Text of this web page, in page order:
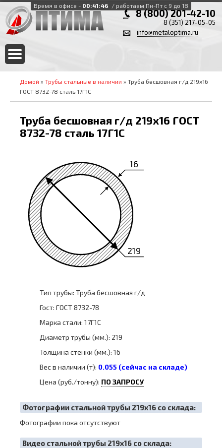
Время в офисе - 00:41:47 / работаем Пн-Пт с 9 до 18
8 (800) 201-42-10
8 (351) 217-05-05
info@metaloptima.ru
Домой » Трубы стальные в наличии » Труба бесшовная г/д 219х16
ГОСТ 8732-78 сталь 17Г1С
Труба бесшовная г/д 219х16 ГОСТ
8732-78 сталь 17Г1С
219
16
Тип трубы: Труба бесшовная г/д
Гост: ГОСТ 8732-78
Марка стали: 17Г1С
Диаметр трубы (мм.): 219
Толщина стенки (мм.): 16
Вес в наличии (т): 0.055 (сейчас на складе)
Цена (руб./тонну): ПО ЗАПРОСУ
Фотографии стальной трубы 219х16 со склада:
Фотографии пока отсутствуют
Видео стальной трубы 219х16 со склада: